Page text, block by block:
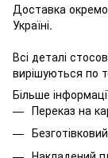
Доставка
Україні.
Всі деталі
вирішуються по
Більше
Переказ на